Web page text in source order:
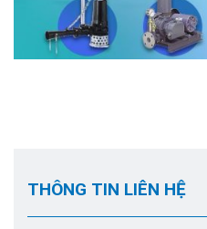
THÔNG TIN LIÊN HỆ